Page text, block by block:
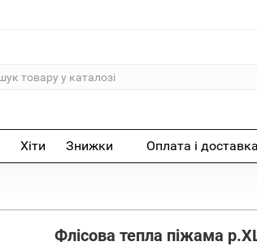
Хіти Знижки Оплата і доставка
Флісова тепла піжама